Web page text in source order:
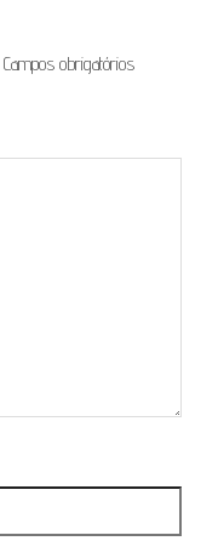
Campos obrigatórios